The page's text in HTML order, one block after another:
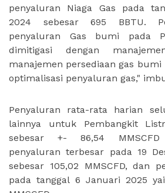
penyaluran Niaga Gas pada
2024 sebesar 695 BBTU.
penyaluran Gas bumi pada
dimitigasi dengan
manajemen persediaan gas
optimalisasi penyaluran gas,"
Penyaluran rata-rata harian
lainnya untuk Pembangkit
sebesar +- 86,54
penyaluran terbesar pada 19
sebesar 105,02 MMSCFD, dan
pada tanggal 6 Januari 2025